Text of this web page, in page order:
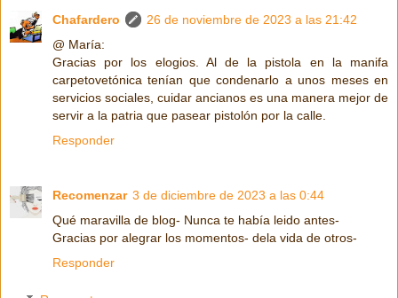
Chafardero
26 de noviembre de 2023 a las 21:42
@ María:
Gracias por los elogios. Al de la pistola en la manifa
carpetovetónica tenían que condenarlo a unos meses en
servicios sociales, cuidar ancianos es una manera mejor de
servir a la patria que pasear pistolón por la calle.
Responder
Recomenzar 3 de diciembre de 2023 a las 0:44
Qué maravilla de blog- Nunca te había leido antes-
Gracias por alegrar los momentos- dela vida de otros-
Responder